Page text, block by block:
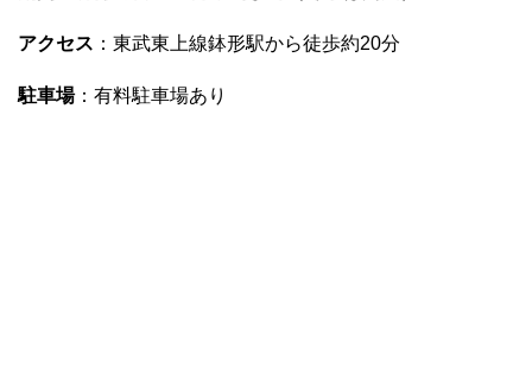
アクセス ：東武東上線鉢形駅から徒歩約20分
駐車場：有料駐車場あり